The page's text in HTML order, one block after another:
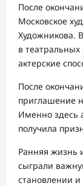
После
Московское
Художникова.
в
актерские
После
приглашение
Именно здесь
получила
Ранняя жизнь
сыграли
становлении и